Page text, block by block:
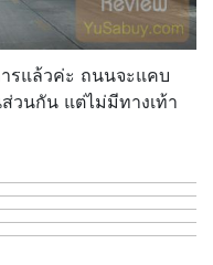
รแล้วค่ะ ถนนจะแคบ
วนกัน แต่ไม่มีทางเท้า